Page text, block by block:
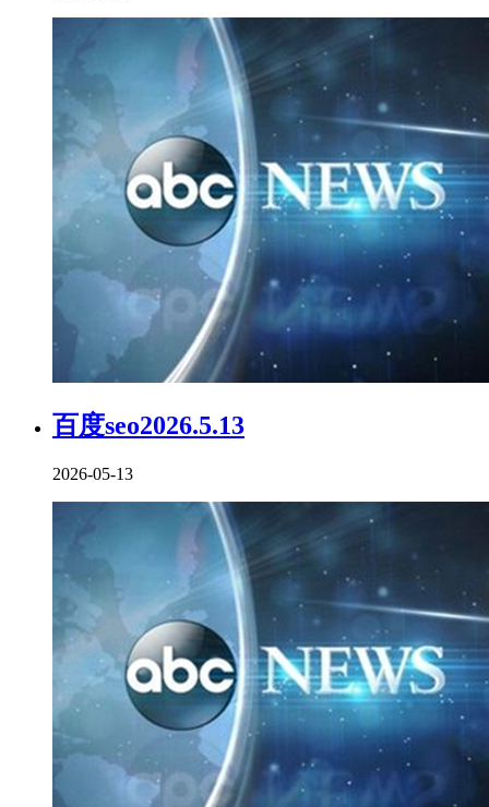
百度seo2026.5.13
2026-05-13